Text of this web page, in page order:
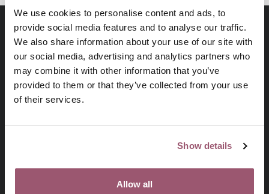
We use cookies to personalise content and ads, to
provide social media features and to analyse our traffic.
We also share information about your use of our site with
our social media, advertising and analytics partners who
may combine it with other information that you’ve
provided to them or that they’ve collected from your use
of their services.
Show details
Allow all
Jämställdhetsmyndigheten för att kvinnor och män, flickor